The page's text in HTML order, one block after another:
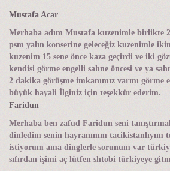
Mustafa Acar
Merhaba adım Mustafa kuzenimle birlikte
psm yalın konserine geleceğiz kuzenimle
kuzenim 15 sene önce kaza geçirdi ve iki
kendisi görme engelli sahne öncesi ve ya
2 dakika görüşme imkanımız varmı görme
büyük hayali İlginiz için teşekkür ederim.
Faridun
Merhaba ben zafud Faridun seni
dinledim senin hayranınım tacikistanlıyım
istiyorum ama dinglerle sorunum var
sıfırdan işimi aç lütfen shtobi türkiyeye